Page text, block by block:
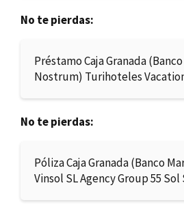
No te pierdas:
Préstamo Caja Granada
Nostrum) Turihoteles
No te pierdas:
Póliza Caja Granada (Banco
Vinsol SL Agency Group 55 Sol